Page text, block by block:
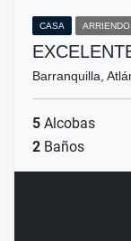
CASA ARRIENDO
Barranquilla,
5 Alcobas
2 Baños